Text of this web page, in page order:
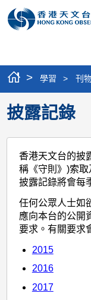
> 學習 > 刊
披露記錄
香港天文台的披
稱《守則》)索取
披露記錄將會每
任何公眾人士如
應向本台的公開
要求。有關要求
2015
2016
2017